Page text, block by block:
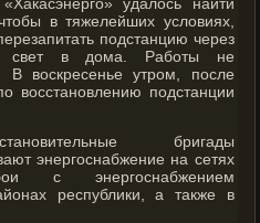
удалось найти
в тяжелейших условиях,
подстанцию через
свет в дома. Работы не
В воскресенье утром, после
восстановлению подстанции
бригады
энергоснабжение на сетях
с энергоснабжением
республики, а также в